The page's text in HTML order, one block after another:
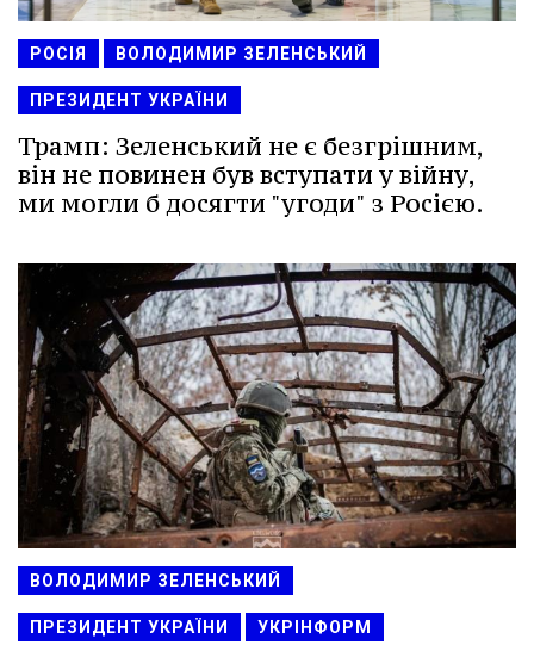
РОСІЯ ВОЛОДИМИР ЗЕЛЕНСЬКИЙ
ПРЕЗИДЕНТ УКРАЇНИ
Трамп: Зеленський не є безгрішним,
він не повинен був вступати у війну,
ми могли б досягти "угоди" з Росією.
ВОЛОДИМИР ЗЕЛЕНСЬКИЙ
ПРЕЗИДЕНТ УКРАЇНИ УКРІНФОРМ